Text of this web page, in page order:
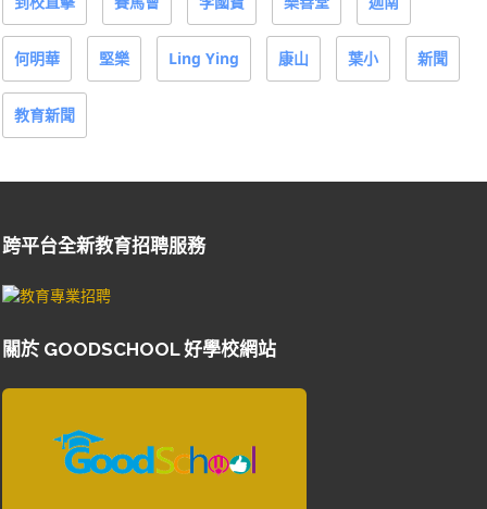
何明華 堅樂 Ling Ying 康山 葉小 新聞
教育新聞
跨平台全新教育招聘服務
關於 GOODSCHOOL 好學校網站